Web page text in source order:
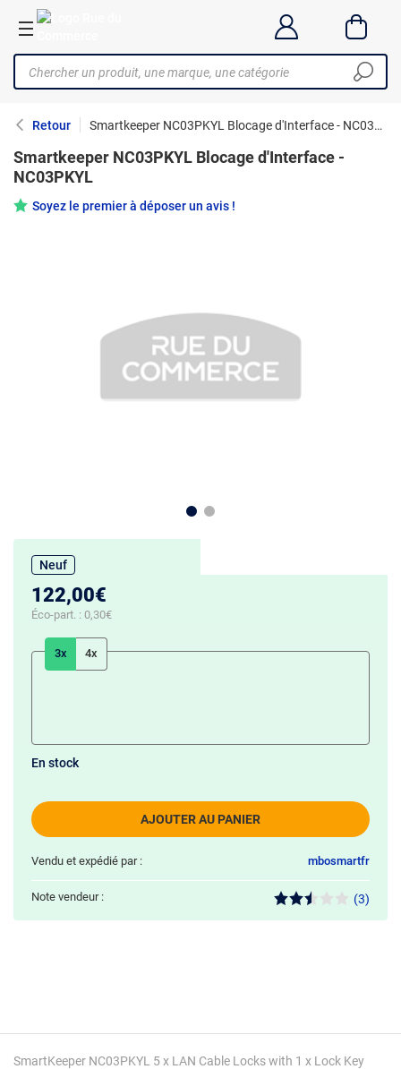
Retour Smartkeeper NC03PKYL Blocage d'Interface - NC03PKYL
Smartkeeper NC03PKYL Blocage d'Interface -
NC03PKYL
Soyez le premier à déposer un avis !
SmartKeeper NC03PKYL 5 x LAN Cable Locks with 1 x Lock Key
Neuf
122,00€
Éco-part. : 0,30€
3x 4x
AJOUTER AU PANIER
En stock
Vendu et expédié par : mbosmartfr
Note vendeur : (3)